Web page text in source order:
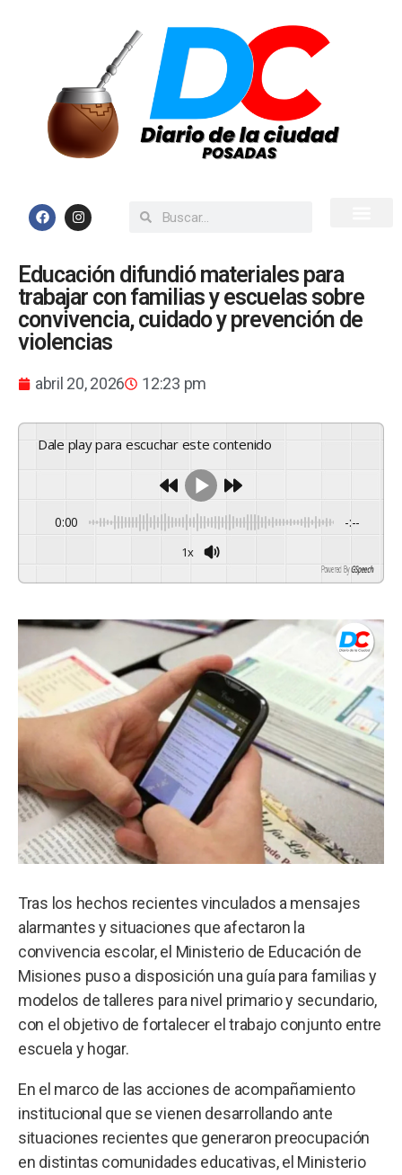
Educación difundió materiales para
trabajar con familias y escuelas sobre
convivencia, cuidado y prevención de
violencias
abril 20, 2026 12:23 pm
Dale play para escuchar este contenido
0:00 -:--
1x
Powered By GSpeech
Tras los hechos recientes vinculados a mensajes
alarmantes y situaciones que afectaron la
convivencia escolar, el Ministerio de Educación de
Misiones puso a disposición una guía para familias y
modelos de talleres para nivel primario y secundario,
con el objetivo de fortalecer el trabajo conjunto entre
escuela y hogar.
En el marco de las acciones de acompañamiento
institucional que se vienen desarrollando ante
situaciones recientes que generaron preocupación
en distintas comunidades educativas, el Ministerio